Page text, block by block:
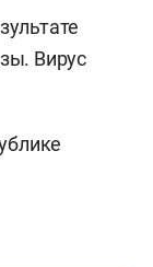
Вирус